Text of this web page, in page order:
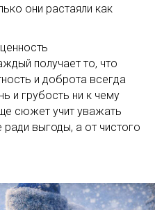
они растаяли как
получает то, что
и доброта всегда
и грубость ни к чему
сюжет учит уважать
выгоды, а от чистого